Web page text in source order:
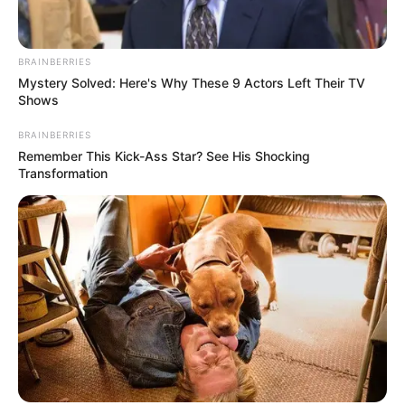
Río Opía
: especial atención en el municipio de
Nariño.
Río Seco y otros afluentes directos al Magdalena
monitoreo en Jerusalén y San Juan de Rioseco.
Río Suárez
Negra y La Paramera, con vigilancia en Ubaté y
Fúquene.
Río Guayuriba
quebrada Las Jotas y río Negro, con especial
atención en Une, Fómeque, Gutiérrez y Guayabetal.
Lea también:Campesinos de Cundinamarca estrenarán
servicio: obras comenzarán en agosto
Emergencias reportadas en la
madrugada
Las autoridades expresaron que hay cuerpos operativos y
BRAINBERRIES
Mystery Solved: Here's Why These 9 Actors Left Their TV
Shows
BRAINBERRIES
Remember This Kick-Ass Star? See His Shocking
Transformation